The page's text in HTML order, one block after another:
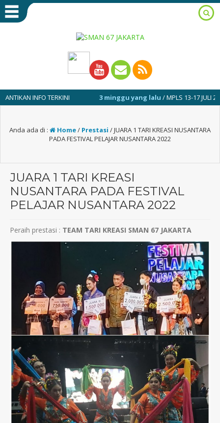
INFO TERKINI 3 minggu yang lalu/ MPLS 13-17 JULI 2026
Anda ada di : Home/ Prestasi /JUARA 1 TARI KREASI NUSANTARA
PADA FESTIVAL PELAJAR NUSANTARA 2022
JUARA 1 TARI KREASI
NUSANTARA PADA FESTIVAL
PELAJAR NUSANTARA 2022
Peraih prestasi : TEAM TARI KREASI SMAN 67 JAKARTA